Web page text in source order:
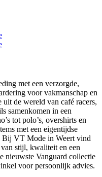
met een verzorgde,
voor vakmanschap en
de wereld van café racers,
samenkomen in een
tot polo’s, overshirts en
met een eigentijdse
Bij VT Mode in Weert vind
stijl, kwaliteit en een
nieuwste Vanguard collectie
voor persoonlijk advies.